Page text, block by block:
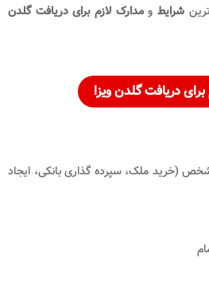
شرایط ومدارک لازم برای دریافت گلدن
دریافت گلدن ویزا
(خرید ملک، سپرده گذاری بانکی، ایجاد